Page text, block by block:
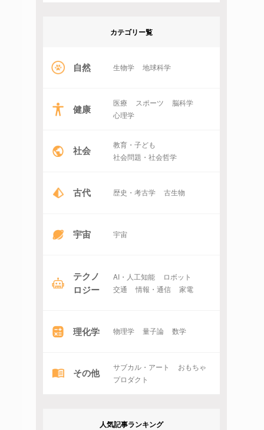
カテゴリー覧
自然 生物学 地球科学
健康 医療 スポーツ
脳科学
心理学
社会
教育・子ども
社会問題・社会哲学
古代 歴史・考古学 古生物
宇宙 宇宙
テクノ
ロジー
AI・人工知能
ロボット
交通
情報・通信 家電
理化学 物理学 量子論 数学
その他 サブカル・アート
おもちゃ
プロダクト
人気記事ランキング